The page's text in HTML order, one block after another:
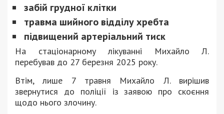
забій грудної клітки
травма шийного відділу хребта
підвищений артеріальний тиск
На стаціонарному лікуванні Михайло Л.
перебував до 27 березня 2025 року.
Втім, лише 7 травня Михайло Л. вирішив
звернутися до поліції із заявою про скоєння
щодо нього злочину.